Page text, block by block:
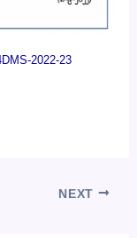
2022-23
NEXT